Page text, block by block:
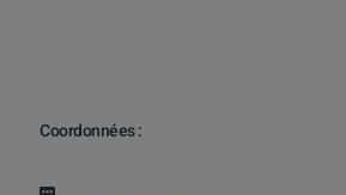
Coordonnées :